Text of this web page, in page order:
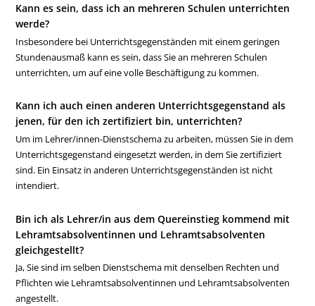
Kann es sein, dass ich an mehreren Schulen unterrichten
werde?
Insbesondere bei Unterrichtsgegenständen mit einem geringen
Stundenausmaß kann es sein, dass Sie an mehreren Schulen
unterrichten, um auf eine volle Beschäftigung zu kommen.
Kann ich auch einen anderen Unterrichtsgegenstand als
jenen, für den ich zertifiziert bin, unterrichten?
Um im Lehrer/innen-Dienstschema zu arbeiten, müssen Sie in dem
Unterrichtsgegenstand eingesetzt werden, in dem Sie zertifiziert
sind. Ein Einsatz in anderen Unterrichtsgegenständen ist nicht
intendiert.
Bin ich als Lehrer/in aus dem Quereinstieg kommend mit
Lehramtsabsolventinnen und Lehramtsabsolventen
gleichgestellt?
Ja, Sie sind im selben Dienstschema mit denselben Rechten und
Pflichten wie Lehramtsabsolventinnen und Lehramtsabsolventen
angestellt.